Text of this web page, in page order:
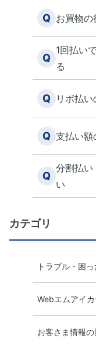
Q お買物
Q
1回払い
る
Q リボ払
Q 支払い額
Q
分割払い
い
カテゴリ
トラブル・困
Webエムアイ
お客さま情報